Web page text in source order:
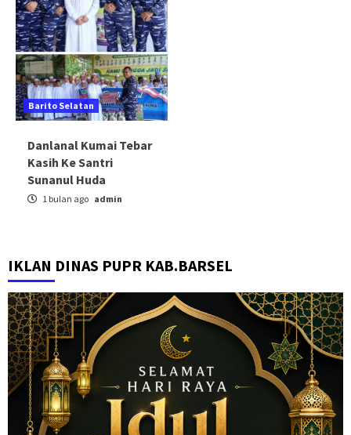
Barito Selatan
Danlanal Kumai Tebar
Kasih Ke Santri
Sunanul Huda
1 bulan ago admin
IKLAN DINAS PUPR KAB.BARSEL